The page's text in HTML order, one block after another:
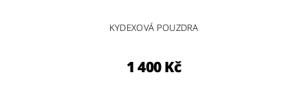
KYDEXOVÁ POUZDRA
1 400 Kč